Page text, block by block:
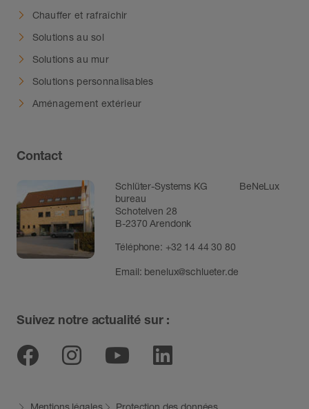
Chauffer et rafraîchir
Solutions au sol
Solutions au mur
Solutions personnalisables
Aménagement extérieur
Contact
Schlüter-Systems KG BeNeLux
bureau
Schotelven 28
B-2370 Arendonk
Téléphone: +32 14 44 30 80
Email: benelux@schlueter.de
Suivez notre actualité sur :
Facebook
Instagram
YoutubeLinkedin
Mentions légales Protection des données